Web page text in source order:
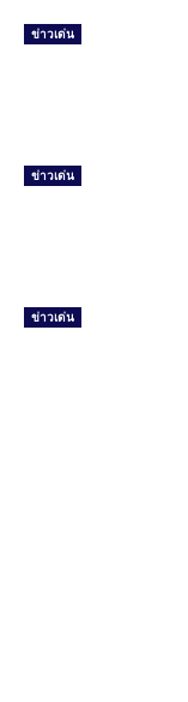
ข่าวเด่น
ข่าวเด่น
ข่าวเด่น